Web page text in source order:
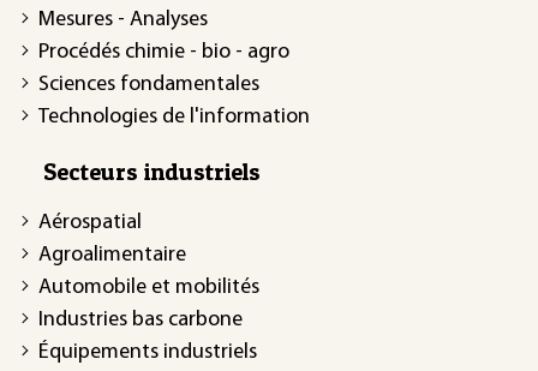
Mesures - Analyses
Procédés chimie - bio - agro
Sciences fondamentales
Technologies de l'information
Secteurs industriels
Aérospatial
Agroalimentaire
Automobile et mobilités
Industries bas carbone
Équipements industriels